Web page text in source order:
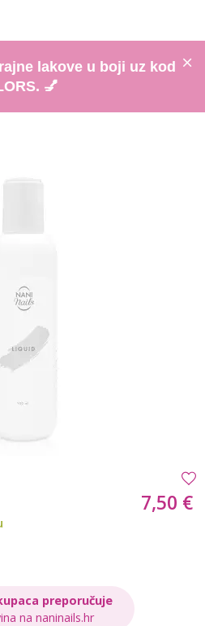
lakove u boji uz kod
💅
7,50 €
preporučuje
na naninails.hr